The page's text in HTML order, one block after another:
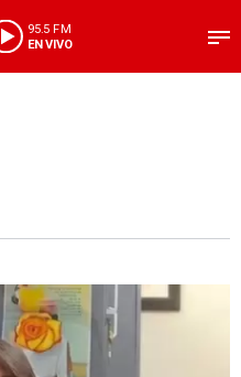
95.5 FM
EN VIVO